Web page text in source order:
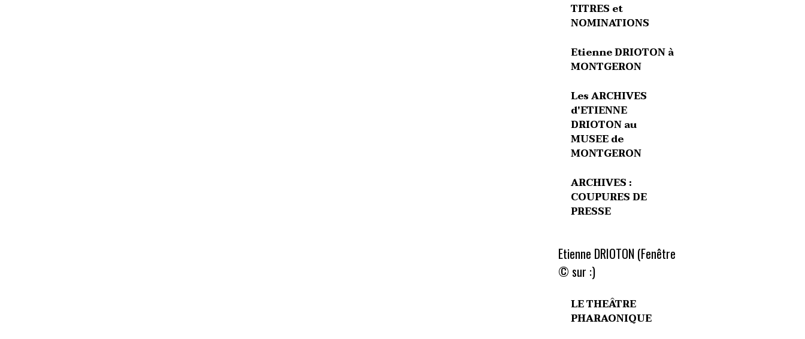
TITRES et
NOMINATIONS
Etienne DRIOTON à
MONTGERON
Les ARCHIVES
d'ETIENNE
DRIOTON au
MUSEE de
MONTGERON
ARCHIVES :
COUPURES DE
PRESSE
Etienne DRIOTON (Fenêtre
© sur :)
LE THEÂTRE
PHARAONIQUE